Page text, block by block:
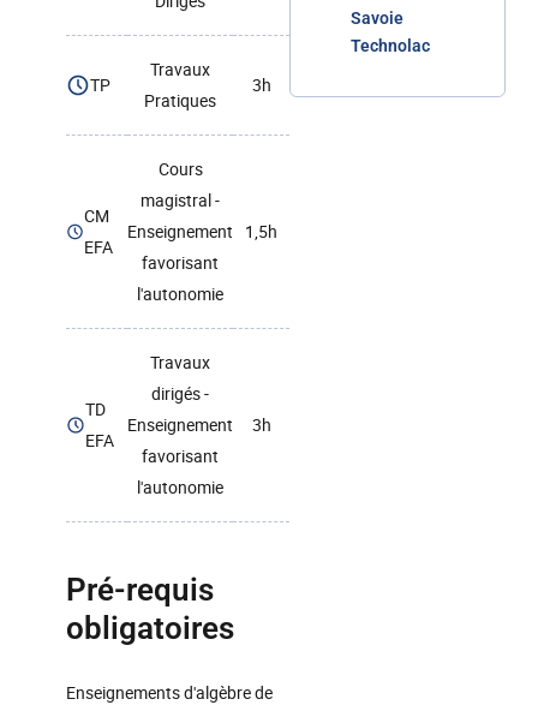
TP
Travaux
Pratiques
3h
CM
EFA
Cours
magistral -
Enseignement
favorisant
l'autonomie
1,5h
TD
EFA
Travaux
dirigés -
Enseignement
favorisant
l'autonomie
3h
Pré-requis
obligatoires
Enseignements d'algèbre de
Savoie
Technolac